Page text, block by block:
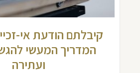
קיבלתם הודעת אי-
המדריך המעשי
ועתירה